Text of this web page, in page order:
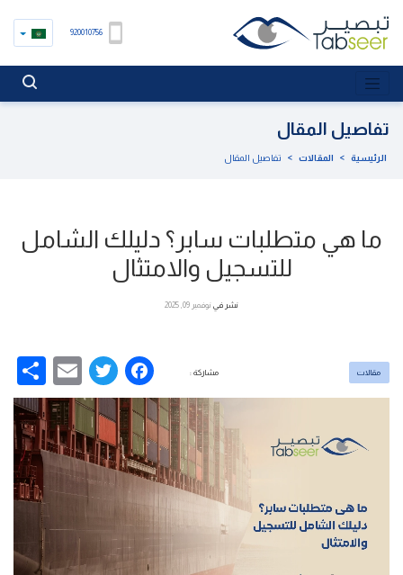
920010756
تفاصيل المقال
الرئيسية > المقالات > تفاصيل المقال
ما هي متطلبات سابر؟ دليلك الشامل
للتسجيل والامتثال
نشر في نوفمبر 09, 2025
مقالات مشاركة : Facebook
Twitter